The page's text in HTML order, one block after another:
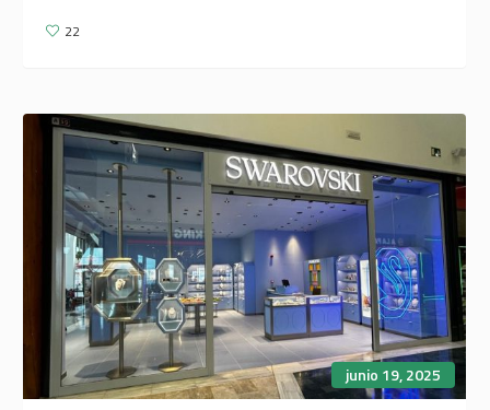
22
junio 19, 2025